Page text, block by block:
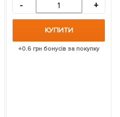
- +
КУПИТИ
+0.6 грн бонусів за покупку